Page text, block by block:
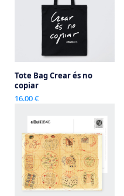
Tote Bag Crear és no
copiar
16.00 €